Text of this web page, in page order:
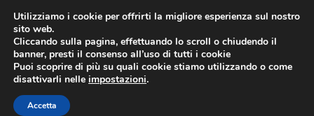
contenuto
Minecraft
Utilizziamo i cookie per offrirti la migliore esperienza sul nostro
sito web.
Cliccando sulla pagina, effettuando lo scroll o chiudendo il
banner, presti il consenso all’uso di tutti i cookie
Puoi scoprire di più su quali cookie stiamo utilizzando o come
disattivarli nelle impostazioni.
Accetta